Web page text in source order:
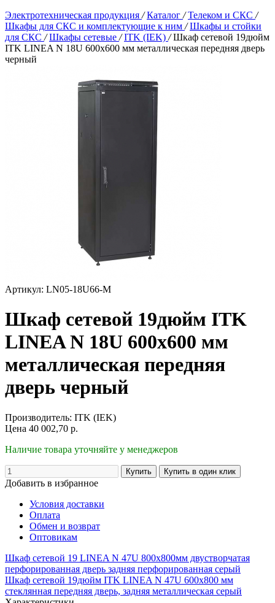
Электротехническая продукция / Каталог / Телеком и СКС /
Шкафы для СКС и комплектующие к ним / Шкафы и стойки
для СКС / Шкафы сетевые / ITK (IEK) / Шкаф сетевой 19дюйм
ITK LINEA N 18U 600х600 мм металлическая передняя дверь
черный
Артикул: LN05-18U66-M
Шкаф сетевой 19дюйм ITK
LINEA N 18U 600х600 мм
металлическая передняя
дверь черный
Производитель: ITK (IEK)
Цена 40 002,70 р.
Наличие товара уточняйте у менеджеров
Добавить в избранное
Условия доставки
Оплата
Обмен и возврат
Оптовикам
Шкаф сетевой 19 LINEA N 47U 800х800мм двустворчатая
перфорированная дверь задняя перфорированная серый
Шкаф сетевой 19дюйм ITK LINEA N 47U 600х800 мм
стеклянная передняя дверь, задняя металлическая серый